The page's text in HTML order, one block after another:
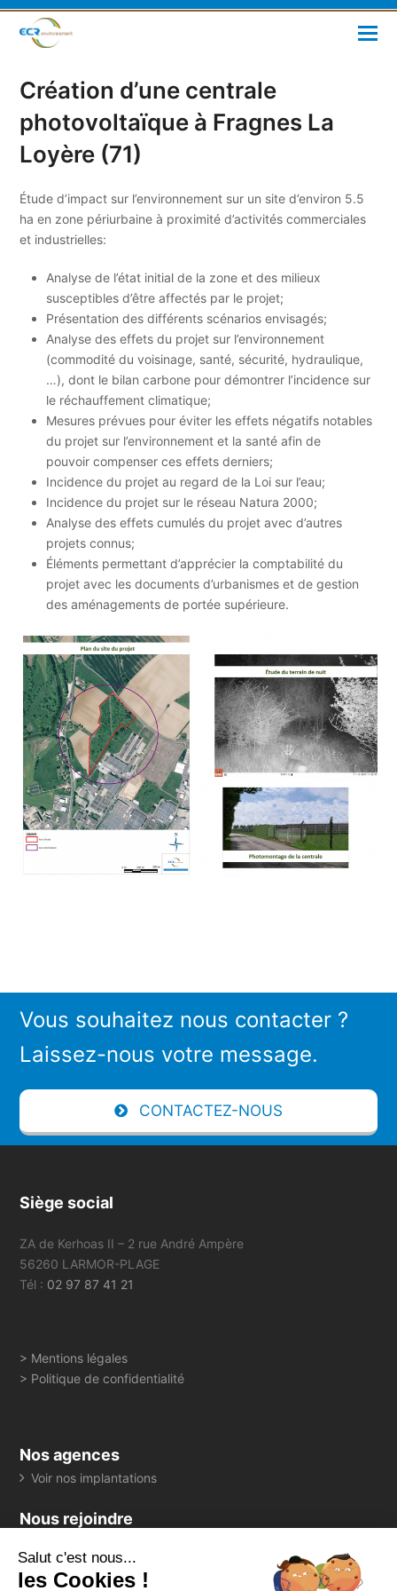
Création d’une centrale
photovoltaïque à Fragnes La
Loyère (71)
Étude d’impact sur l’environnement sur un site d’environ 5.5
ha en zone périurbaine à proximité d’activités commerciales
et industrielles:
Analyse de l’état initial de la zone et des milieux
susceptibles d’être affectés par le projet;
Présentation des différents scénarios envisagés;
Analyse des effets du projet sur l’environnement
(commodité du voisinage, santé, sécurité, hydraulique,
…), dont le bilan carbone pour démontrer l’incidence sur
le réchauffement climatique;
Mesures prévues pour éviter les effets négatifs notables
du projet sur l’environnement et la santé afin de
pouvoir compenser ces effets derniers;
Incidence du projet au regard de la Loi sur l’eau;
Incidence du projet sur le réseau Natura 2000;
Analyse des effets cumulés du projet avec d’autres
projets connus;
Éléments permettant d’apprécier la comptabilité du
projet avec les documents d’urbanismes et de gestion
des aménagements de portée supérieure.
Vous souhaitez nous contacter ?
Laissez-nous votre message.
CONTACTEZ-NOUS
Siège social
ZA de Kerhoas II – 2 rue André Ampère
56260 LARMOR-PLAGE
Tél : 02 97 87 41 21
> Mentions légales
> Politique de confidentialité
Nos agences
Voir nos implantations
Nous rejoindre
Suivez-nous
Salut c'est nous...
les Cookies !